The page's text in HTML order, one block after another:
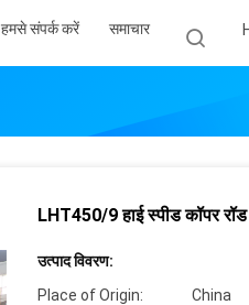
हमसे संपर्क करें समाचार
LHT450/9 हाई स्पीड कॉपर
उत्पाद विवरण:
Place of Origin:
China